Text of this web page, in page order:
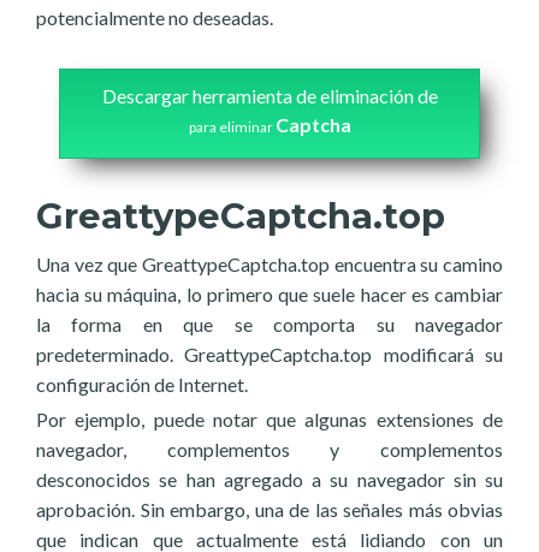
potencialmente no deseadas.
Descargar herramienta de eliminación de
para eliminar Captcha
GreattypeCaptcha.top
Una vez que GreattypeCaptcha.top encuentra su camino
hacia su máquina, lo primero que suele hacer es cambiar
la forma en que se comporta su navegador
predeterminado. GreattypeCaptcha.top modificará su
configuración de Internet.
Por ejemplo, puede notar que algunas extensiones de
navegador, complementos y complementos
desconocidos se han agregado a su navegador sin su
aprobación. Sin embargo, una de las señales más obvias
que indican que actualmente está lidiando con un